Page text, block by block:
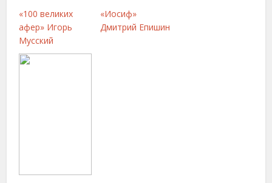
«100 великих
афер» Игорь
Мусский
«Иосиф»
Дмитрий Епишин